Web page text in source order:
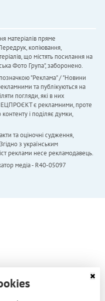
матеріалів пряме
копіювання,
що містять посилання на
Фото Група", заборонено.
"Реклама" / "Новини
та публікуються на
погляди, які в них
є рекламними, проте
контенту і поділяє думки,
та оціночні судження,
з українським
реклами несе рекламодавець.
медіа - R40-05097